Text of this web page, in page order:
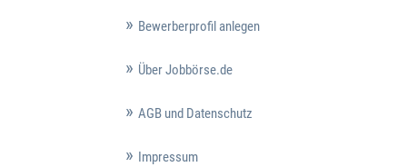
Bewerberprofil anlegen
Über Jobbörse.de
AGB und Datenschutz
Impressum